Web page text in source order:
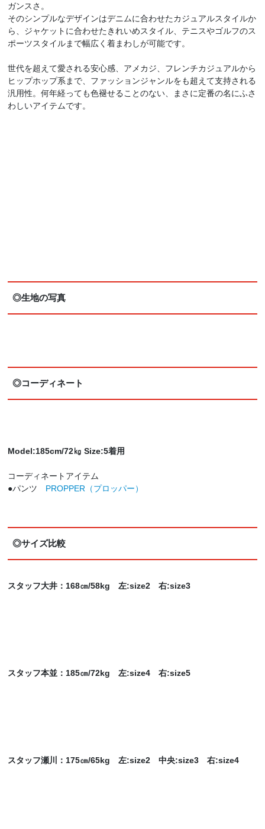
ガンスさ。
そのシンプルなデザインはデニムに合わせたカジュアルスタイルか
ら、ジャケットに合わせたきれいめスタイル、テニスやゴルフのス
ポーツスタイルまで幅広く着まわしが可能です。
世代を超えて愛される安心感、アメカジ、フレンチカジュアルから
ヒップホップ系まで、ファッションジャンルをも超えて支持される
汎用性。何年経っても色褪せることのない、まさに定番の名にふさ
わしいアイテムです。
◎生地の写真
◎コーディネート
Model:185cm/72㎏ Size:5着用
コーディネートアイテム
●パンツ PROPPER（プロッパー）
◎サイズ比較
スタッフ大井：168㎝/58kg 左:size2 右:size3
スタッフ本並：185㎝/72kg 左:size4 右:size5
スタッフ瀬川：175㎝/65kg 左:size2 中央:size3 右:size4